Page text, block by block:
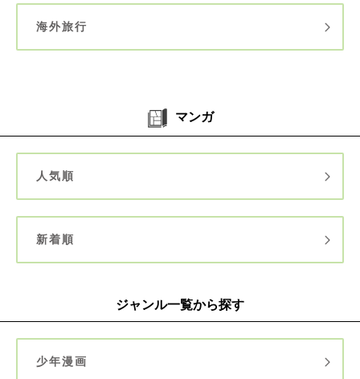
海外旅行
マンガ
人気順
新着順
ジャンル一覧から探す
少年漫画